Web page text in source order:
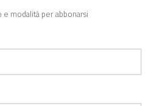
modalità per abbonarsi